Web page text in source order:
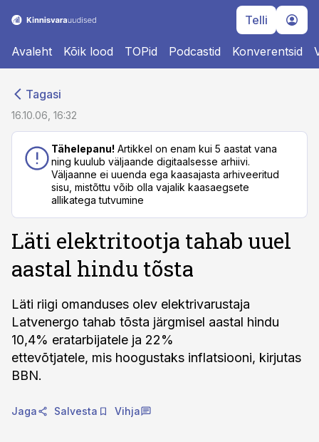
Telli
Avaleht Kõik lood TOPid Podcastid Konverentsid
Tagasi
16.10.06, 16:32
Tähelepanu! Artikkel on enam kui 5 aastat vana
ning kuulub väljaande digitaalsesse arhiivi.
Väljaanne ei uuenda ega kaasajasta arhiveeritud
sisu, mistõttu võib olla vajalik kaasaegsete
allikatega tutvumine
Läti elektritootja tahab uuel
aastal hindu tõsta
Läti riigi omanduses olev elektrivarustaja
Latvenergo tahab tõsta järgmisel aastal hindu
10,4% eratarbijatele ja 22%
ettevõtjatele, mis hoogustaks inflatsiooni, kirjutas
BBN.
Jaga Salvesta Vihja